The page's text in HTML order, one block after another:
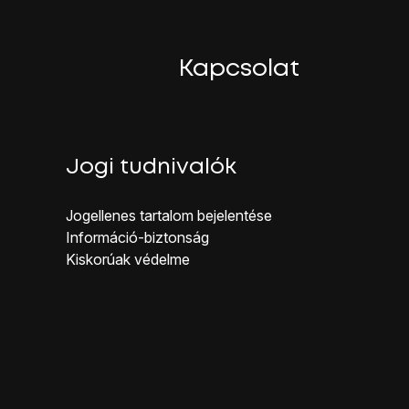
ikonra.
Kapcsolat
Jogi tudnivalók
Jogellenes ta rtalom bejelentése
Inf ormáció-biztonság
Kiskorúak véd elme